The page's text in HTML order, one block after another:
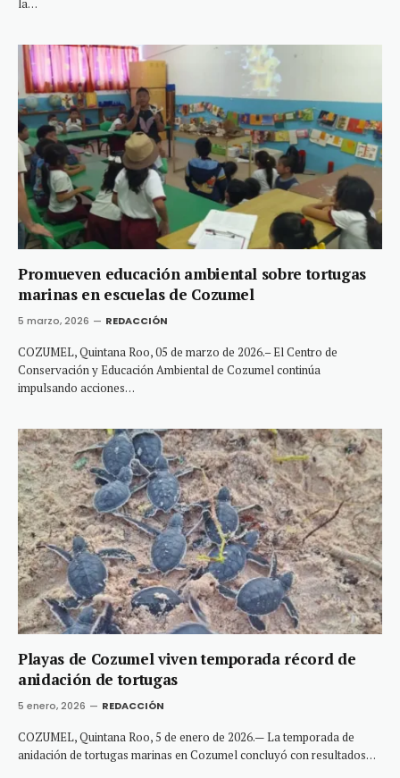
Promueven educación ambiental sobre tortugas
marinas en escuelas de Cozumel
5 marzo, 2026 REDACCIÓN
COZUMEL, Quintana Roo, 05 de marzo de 2026.– El Centro de
Conservación y Educación Ambiental de Cozumel continúa
impulsando acciones…
Playas de Cozumel viven temporada récord de
anidación de tortugas
5 enero, 2026 REDACCIÓN
COZUMEL, Quintana Roo, 5 de enero de 2026.— La temporada de
anidación de tortugas marinas en Cozumel concluyó con resultados…